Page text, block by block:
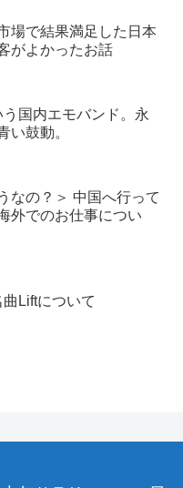
場で結果満足した日本
がよかったお話
国内エモバンド。永
い鼓動。
なの？＞ 中国へ行って
外でのお仕事につい
Liftについて